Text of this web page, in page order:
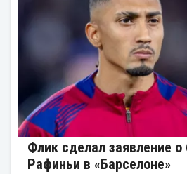
Флик сделал заявление
Рафиньи в «Барселоне»